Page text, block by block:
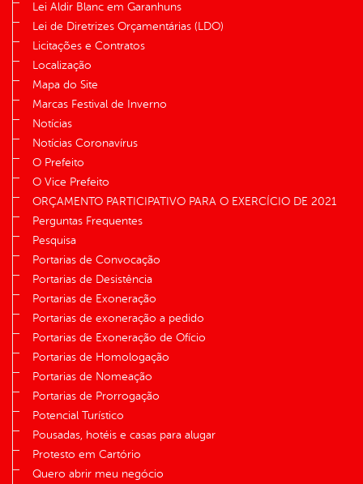
Lei Aldir Blanc em Garanhuns
Lei de Diretrizes Orçamentárias (LDO)
Licitações e Contratos
Localização
Mapa do Site
Marcas Festival de Inverno
Notícias
Notícias Coronavírus
O Prefeito
O Vice Prefeito
ORÇAMENTO PARTICIPATIVO PARA O EXERCÍCIO DE 2021
Perguntas Frequentes
Pesquisa
Portarias de Convocação
Portarias de Desistência
Portarias de Exoneração
Portarias de exoneração a pedido
Portarias de Exoneração de Ofício
Portarias de Homologação
Portarias de Nomeação
Portarias de Prorrogação
Potencial Turístico
Pousadas, hotéis e casas para alugar
Protesto em Cartório
Quero abrir meu negócio